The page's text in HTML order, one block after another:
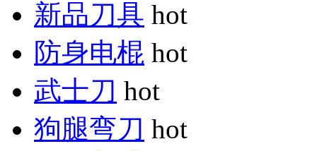
新品刀具 hot
防身电棍 hot
武士刀 hot
狗腿弯刀 hot